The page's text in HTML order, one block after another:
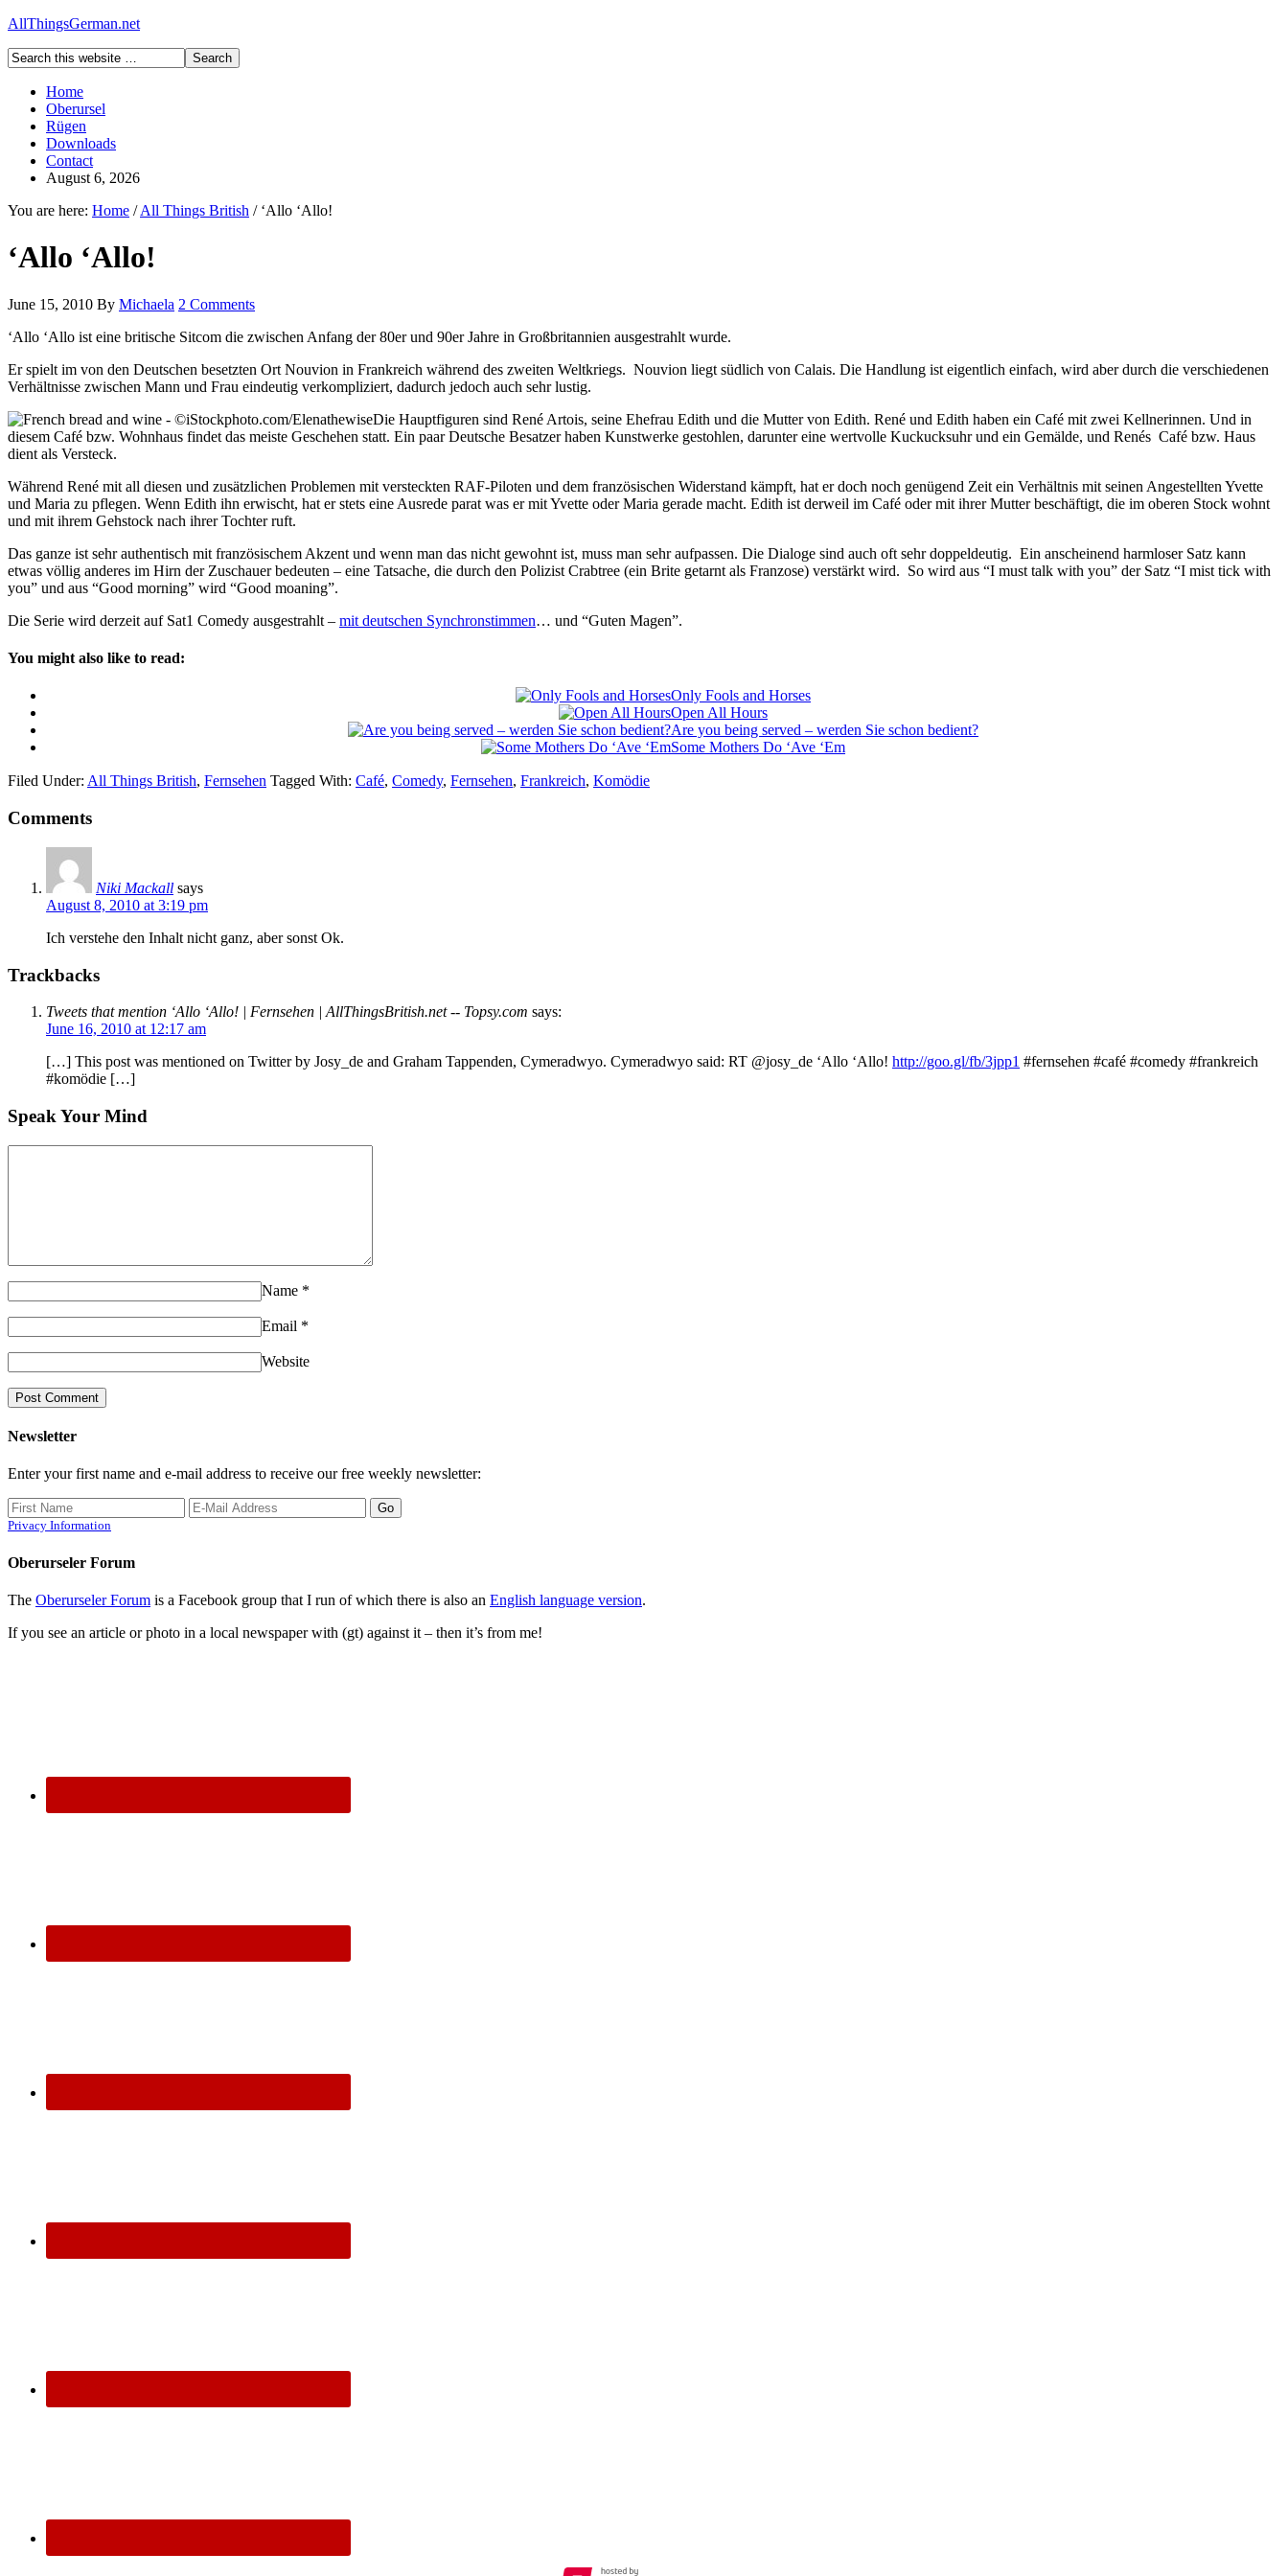
AllThingsGerman.net
Home
Oberursel
Rügen
Downloads
Contact
August 6, 2026
You are here: Home / All Things British /‘Allo ‘Allo!
‘Allo ‘Allo!
June 15, 2010 By Michaela 2 Comments
‘Allo ‘Allo ist eine britische Sitcom die zwischen Anfang der 80er und 90er Jahre in Großbritannien ausgestrahlt wurde.
Er spielt im von den Deutschen besetzten Ort Nouvion in Frankreich während des zweiten Weltkriegs. Nouvion liegt südlich von Calais. Die Handlung ist eigentlich einfach, wird aber durch die verschiedenen
Verhältnisse zwischen Mann und Frau eindeutig verkompliziert, dadurch jedoch auch sehr lustig.
Die Hauptfiguren sind René Artois, seine Ehefrau Edith und die Mutter von Edith. René und Edith haben ein Café mit zwei Kellnerinnen. Und in
diesem Café bzw. Wohnhaus findet das meiste Geschehen statt. Ein paar Deutsche Besatzer haben Kunstwerke gestohlen, darunter eine wertvolle Kuckucksuhr und ein Gemälde, und Renés Café bzw. Haus
dient als Versteck.
Während René mit all diesen und zusätzlichen Problemen mit versteckten RAF-Piloten und dem französischen Widerstand kämpft, hat er doch noch genügend Zeit ein Verhältnis mit seinen Angestellten Yvette
und Maria zu pflegen. Wenn Edith ihn erwischt, hat er stets eine Ausrede parat was er mit Yvette oder Maria gerade macht. Edith ist derweil im Café oder mit ihrer Mutter beschäftigt, die im oberen Stock wohnt
und mit ihrem Gehstock nach ihrer Tochter ruft.
Das ganze ist sehr authentisch mit französischem Akzent und wenn man das nicht gewohnt ist, muss man sehr aufpassen. Die Dialoge sind auch oft sehr doppeldeutig. Ein anscheinend harmloser Satz kann
etwas völlig anderes im Hirn der Zuschauer bedeuten – eine Tatsache, die durch den Polizist Crabtree (ein Brite getarnt als Franzose) verstärkt wird. So wird aus “I must talk with you” der Satz “I mist tick with
you” und aus “Good morning” wird “Good moaning”.
Die Serie wird derzeit auf Sat1 Comedy ausgestrahlt – mit deutschen Synchronstimmen… und “Guten Magen”.
You might also like to read:
Only Fools and Horses
Open All Hours
Are you being served – werden Sie schon bedient?
Some Mothers Do ‘Ave ‘Em
Filed Under: All Things British, Fernsehen Tagged With: Café, Comedy, Fernsehen, Frankreich, Komödie
Comments
Niki Mackall says
August 8, 2010 at 3:19 pm
Ich verstehe den Inhalt nicht ganz, aber sonst Ok.
Trackbacks
Tweets that mention ‘Allo ‘Allo! | Fernsehen | AllThingsBritish.net -- Topsy.com says:
June 16, 2010 at 12:17 am
[…] This post was mentioned on Twitter by Josy_de and Graham Tappenden, Cymeradwyo. Cymeradwyo said: RT @josy_de ‘Allo ‘Allo! http://goo.gl/fb/3jpp1 #fernsehen #café #comedy #frankreich
#komödie […]
Speak Your Mind
Name *
Email *
Website
Newsletter
Enter your first name and e-mail address to receive our free weekly newsletter:
Privacy Information
Oberurseler Forum
The Oberurseler Forum is a Facebook group that I run of which there is also an English language version.
If you see an article or photo in a local newspaper with (gt) against it – then it’s from me!